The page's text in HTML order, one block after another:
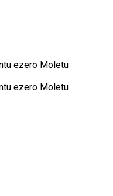
ezero Moletu
ezero Moletu